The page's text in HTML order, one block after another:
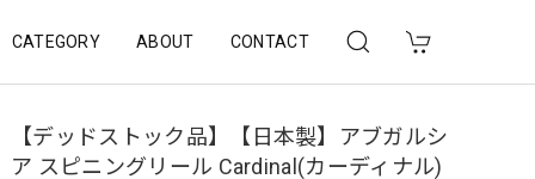
CATEGORY ABOUT CONTACT
【デッドストック品】【日本製】アブガルシ
ア スピニングリール Cardinal(カーディナル)